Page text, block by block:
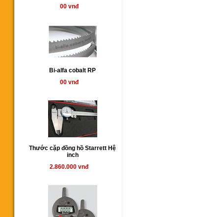
00 vnđ
Bi-alfa cobalt RP
00 vnđ
Thước cặp đồng hồ Starrett Hệ
inch
2.860.000 vnđ